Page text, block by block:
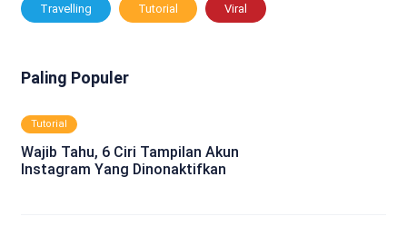
Travelling Tutorial Viral
Paling Populer
Tutorial
Wajib Tahu, 6 Ciri Tampilan Akun
Instagram Yang Dinonaktifkan